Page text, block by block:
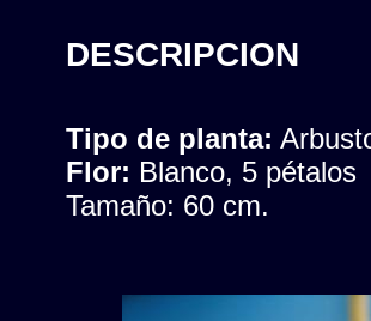
DESCRIPCION
Tipo de planta:
Flor: Blanco, 5 pétalos
Tamaño: 60 cm.